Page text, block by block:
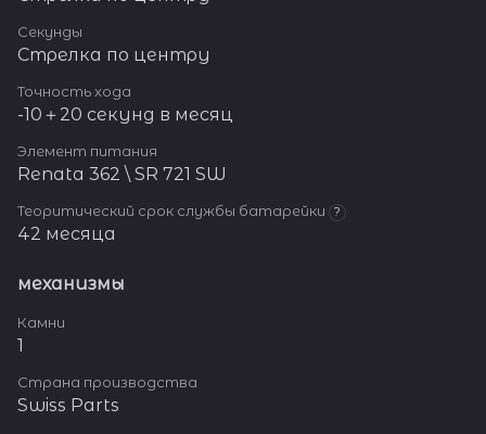
Секунды
Стрелка по центру
Точность хода
-10＋20 секунд в месяц
Элемент питания
Renata 362 \ SR 721 SW
Теоритический срок службы батарейки ?
42 месяца
механизмы
Камни
1
Страна производства
Swiss Parts